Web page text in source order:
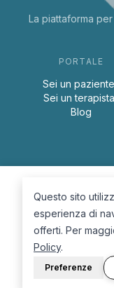
La piattaforma
PORTALE
Sei un
Sei un
Blog
Questo sito
esperienza di
offerti. Per
Policy.
Preferenze